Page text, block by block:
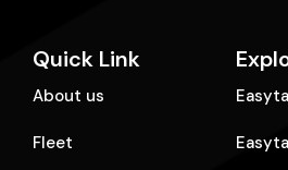
Quick Link
About us
Fleet